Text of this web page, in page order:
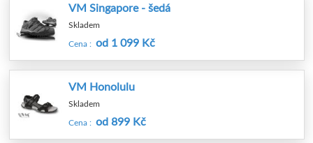
VM Singapore - šedá
Skladem
Cena : od 1 099 Kč
VM Honolulu
Skladem
Cena : od 899 Kč